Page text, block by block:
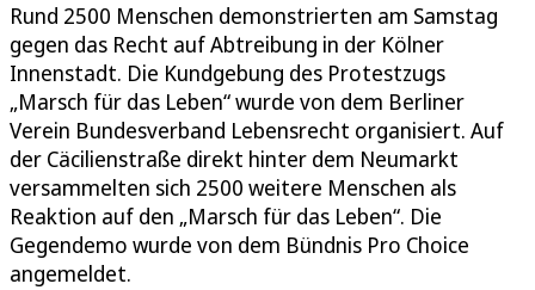
Rund 2500 Menschen demonstrierten am Samstag
gegen das Recht auf Abtreibung in der Kölner
Innenstadt. Die Kundgebung des Protestzugs
„Marsch für das Leben“ wurde von dem Berliner
Verein Bundesverband Lebensrecht organisiert. Auf
der Cäcilienstraße direkt hinter dem Neumarkt
versammelten sich 2500 weitere Menschen als
Reaktion auf den „Marsch für das Leben“. Die
Gegendemo wurde von dem Bündnis Pro Choice
angemeldet.